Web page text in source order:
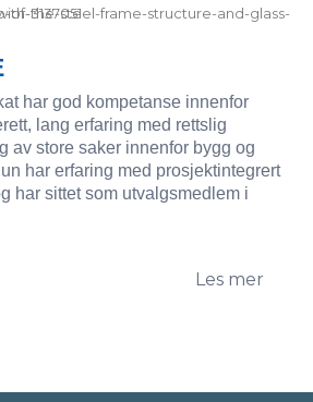
har god kompetanse innenfor
lang erfaring med rettslig
av store saker innenfor bygg og
har erfaring med prosjektintegrert
har sittet som utvalgsmedlem i
Les mer